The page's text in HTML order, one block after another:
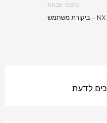
כתבה הבאה